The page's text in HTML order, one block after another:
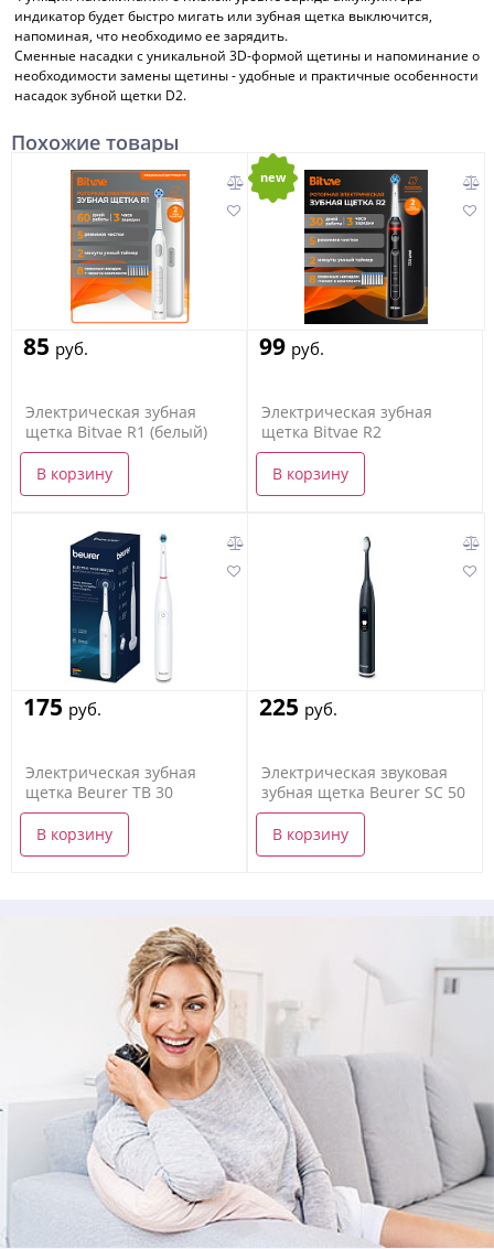
индикатор будет быстро мигать или зубная щетка выключится,
напоминая, что необходимо ее зарядить.
Сменные насадки с уникальной 3D-формой щетины и напоминание о
необходимости замены щетины - удобные и практичные особенности
насадок зубной щетки D2.
Похожие товары
85 руб.
Электрическая зубная
щетка Bitvae R1 (белый)
В корзину
new
99 руб.
Электрическая зубная
щетка Bitvae R2
В корзину
175 руб.
Электрическая зубная
щетка Beurer TB 30
В корзину
225 руб.
Электрическая звуковая
зубная щетка Beurer SC 50
В корзину